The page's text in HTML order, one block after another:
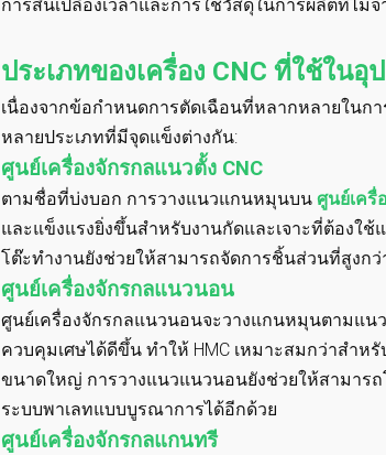
การสิ้นเปลืองเวลาและการใช้วัสดุในการผลิตที่ไม่จ
ประเภทของเครื่อง CNC ที่ใช้ใน
เนื่องจากข้อกำหนดการตัดเฉือนที่หลากหลายในก
หลายประเภทที่มีจุดแข็งต่างกัน:
ศูนย์เครื่องจักรกลแนวตั้ง CNC
ตามชื่อที่บ่งบอก การวางแนวแกนหมุนบน ศูนย์เครื่
และแข็งแรงยิ่งขึ้นสำหรับงานกัดและเจาะที่ต้องใ
โต๊ะทำงานยังช่วยให้สามารถจัดการชิ้นส่วนที่สูงกว่
ศูนย์เครื่องจักรกลแนวนอน
ศูนย์เครื่องจักรกลแนวนอนจะวางแกนหมุนตามแ
ควบคุมเศษได้ดีขึ้น ทำให้ HMC เหมาะสมกว่าสำ
ขนาดใหญ่ การวางแนวแนวนอนยังช่วยให้สามาร
ระบบพาเลทแบบบูรณาการได้อีกด้วย
ศูนย์เครื่องจักรกลแกนทรี